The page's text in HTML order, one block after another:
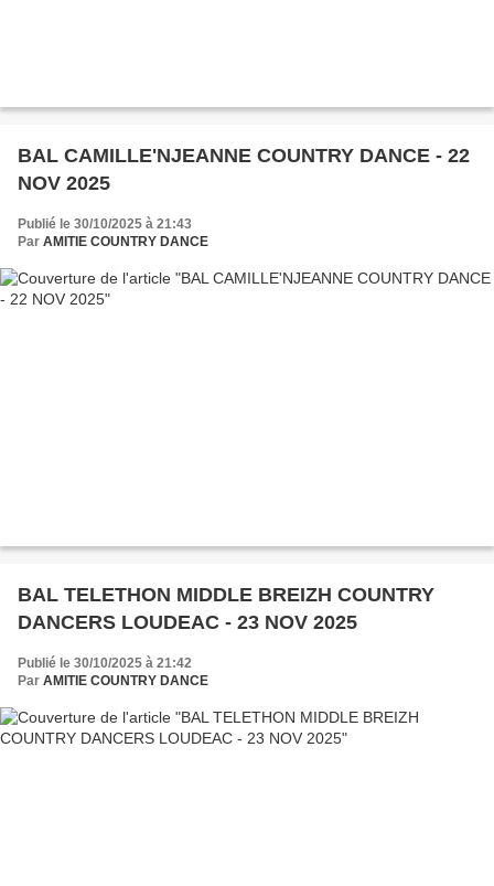
BAL CAMILLE'NJEANNE COUNTRY DANCE - 22
NOV 2025
Publié le 30/10/2025 à 21:43
Par AMITIE COUNTRY DANCE
BAL TELETHON MIDDLE BREIZH COUNTRY
DANCERS LOUDEAC - 23 NOV 2025
Publié le 30/10/2025 à 21:42
Par AMITIE COUNTRY DANCE